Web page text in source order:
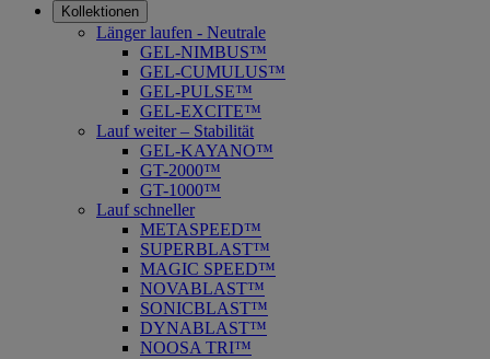
Kollektionen
Länger laufen - Neutrale
GEL-NIMBUS™
GEL-CUMULUS™
GEL-PULSE™
GEL-EXCITE™
Lauf weiter – Stabilität
GEL-KAYANO™
GT-2000™
GT-1000™
Lauf schneller
METASPEED™
SUPERBLAST™
MAGIC SPEED™
NOVABLAST™
SONICBLAST™
DYNABLAST™
NOOSA TRI™